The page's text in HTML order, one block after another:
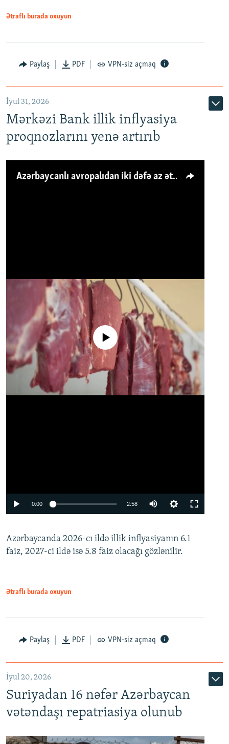
Ətraflı burada oxuyun
Paylaş PDF VPN-siz açmaq
İyul 31, 2026
Mərkəzi Bank illik inflyasiya
proqnozlarını yenə artırıb
Azərbaycanlı avropalıdan iki dəfə az ət yeyir, amma... 'Qiymət artımı qaçılmazdır'
Auto
No media source currently available
0:00 2:58
360p
480p
Azərbaycanda 2026-cı ildə illik inflyasiyanın 6.1
faiz, 2027-ci ildə isə 5.8 faiz olacağı gözlənilir.
Ətraflı burada oxuyun
Paylaş PDF VPN-siz açmaq
İyul 20, 2026
Suriyadan 16 nəfər Azərbaycan
vətəndaşı repatriasiya olunub